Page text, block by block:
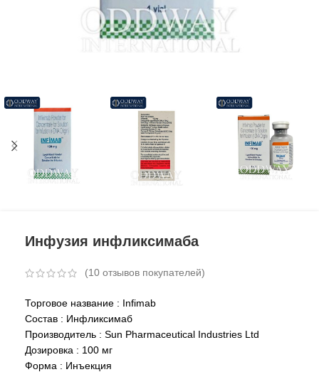
Инфузия инфликсимаба
(10 отзывов покупателей)
Торговое название : Infimab
Состав : Инфликсимаб
Производитель : Sun Pharmaceutical Industries Ltd
Дозировка : 100 мг
Форма : Инъекция